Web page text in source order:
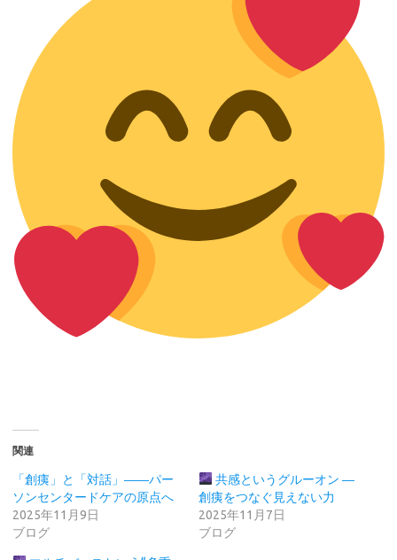
関連
「創痍」と「対話」――パー
ソンセンタードケアの原点へ
2025年11月9日
ブログ
共感というグルーオン ―
創痍をつなぐ見えない力
2025年11月7日
ブログ